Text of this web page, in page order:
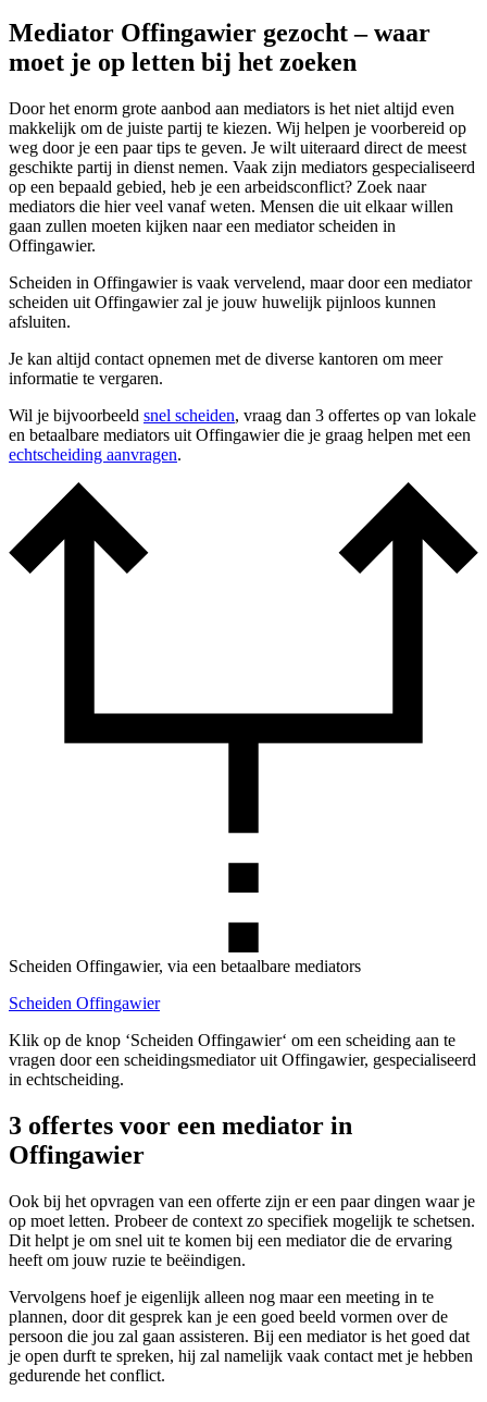
Mediator Offingawier gezocht – waar
moet je op letten bij het zoeken
Door het enorm grote aanbod aan mediators is het niet altijd even
makkelijk om de juiste partij te kiezen. Wij helpen je voorbereid op
weg door je een paar tips te geven. Je wilt uiteraard direct de meest
geschikte partij in dienst nemen. Vaak zijn mediators gespecialiseerd
op een bepaald gebied, heb je een arbeidsconflict? Zoek naar
mediators die hier veel vanaf weten. Mensen die uit elkaar willen
gaan zullen moeten kijken naar een mediator scheiden in
Offingawier.
Scheiden in Offingawier is vaak vervelend, maar door een mediator
scheiden uit Offingawier zal je jouw huwelijk pijnloos kunnen
afsluiten.
Je kan altijd contact opnemen met de diverse kantoren om meer
informatie te vergaren.
Wil je bijvoorbeeld snel scheiden, vraag dan 3 offertes op van lokale
en betaalbare mediators uit Offingawier die je graag helpen met een
echtscheiding aanvragen.
Scheiden Offingawier, via een betaalbare mediators
Scheiden Offingawier
Klik op de knop ‘Scheiden Offingawier‘ om een scheiding aan te
vragen door een scheidingsmediator uit Offingawier, gespecialiseerd
in echtscheiding.
3 offertes voor een mediator in
Offingawier
Ook bij het opvragen van een offerte zijn er een paar dingen waar je
op moet letten. Probeer de context zo specifiek mogelijk te schetsen.
Dit helpt je om snel uit te komen bij een mediator die de ervaring
heeft om jouw ruzie te beëindigen.
Vervolgens hoef je eigenlijk alleen nog maar een meeting in te
plannen, door dit gesprek kan je een goed beeld vormen over de
persoon die jou zal gaan assisteren. Bij een mediator is het goed dat
je open durft te spreken, hij zal namelijk vaak contact met je hebben
gedurende het conflict.